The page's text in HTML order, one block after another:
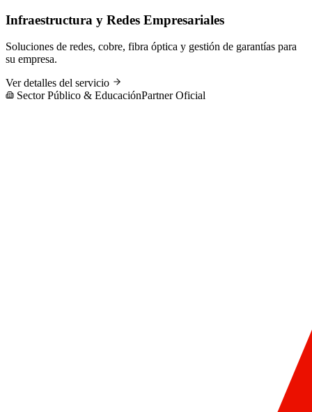
Infraestructura y Redes Empresariales
Soluciones de redes, cobre, fibra óptica y gestión de garantías para
su empresa.
Ver detalles del servicio
Sector Público & EducaciónPartner Oficial